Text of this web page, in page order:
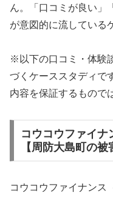
ん。「口コミが良い」
が意図的に流している
※以下の口コミ・体験
づくケーススタディで
内容を保証するもので
コウコウファイナ
【周防大島町の被
コウコウファイナンス